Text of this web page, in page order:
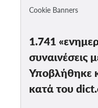
Cookie Banners
1.741
συναινέσεις
Υποβλήθηκε
κατά του